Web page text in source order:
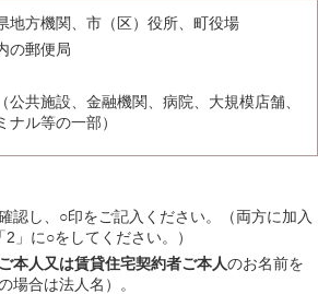
地方機関、市（区）役所、町役場
の郵便局
公共施設、金融機関、病院、大規模店舗、
ナル等の一部）
認し、○印をご記入ください。（両方に加入
」に○をしてください。）
本人又は賃貸住宅契約者ご本人のお名前を
場合は法人名）。